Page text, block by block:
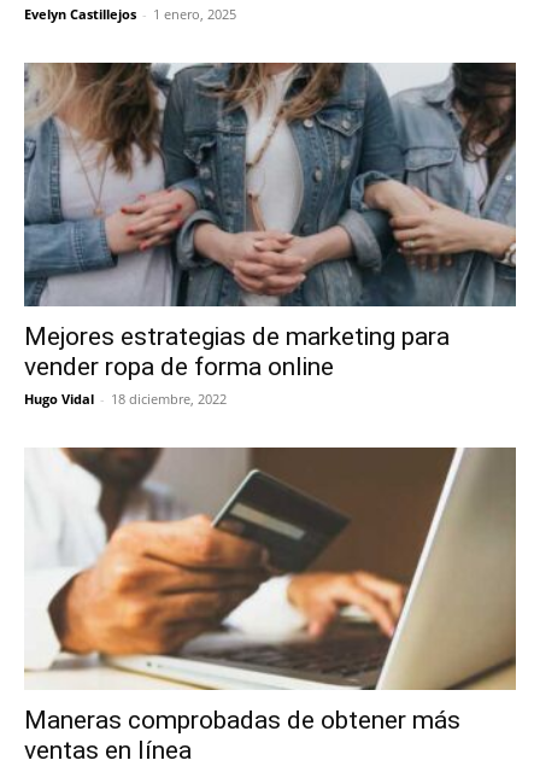
Evelyn Castillejos - 1 enero, 2025
Mejores estrategias de marketing para
vender ropa de forma online
Hugo Vidal - 18 diciembre, 2022
Maneras comprobadas de obtener más
ventas en línea